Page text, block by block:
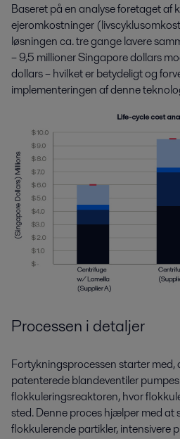
Baseret på en analyse foretaget af
ejeromkostninger
løsningen ca. tre gange lavere
– 9,5 millioner Singapore dollars
dollars – hvilket er betydeligt og
implementeringen af ​​denne
Processen i detaljer
Fortykningsprocessen starter med,
patenterede blandeventiler
flokkuleringsreaktoren, hvor
sted. Denne proces hjælper med at
flokkulerende partikler, intensivere